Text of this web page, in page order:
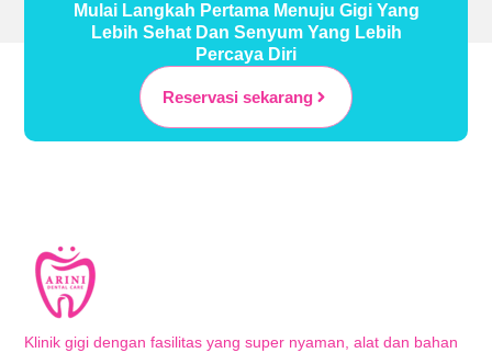
Mulai Langkah Pertama Menuju Gigi Yang
Lebih Sehat Dan Senyum Yang Lebih
Percaya Diri
Reservasi sekarang
Klinik gigi dengan fasilitas yang super nyaman, alat dan bahan